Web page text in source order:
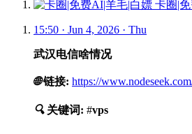
卡圈|
15:50 · Jun 4, 2026 · Thu
武汉电信啥情况
🌐 链接: https://
🔍 关键词: #vps